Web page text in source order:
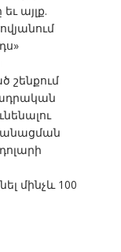
այլք.
շենքում
մինչև 100